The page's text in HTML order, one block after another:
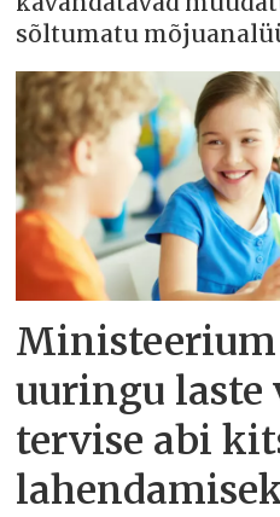
sõltumatu
uuringu laste
tervise abi